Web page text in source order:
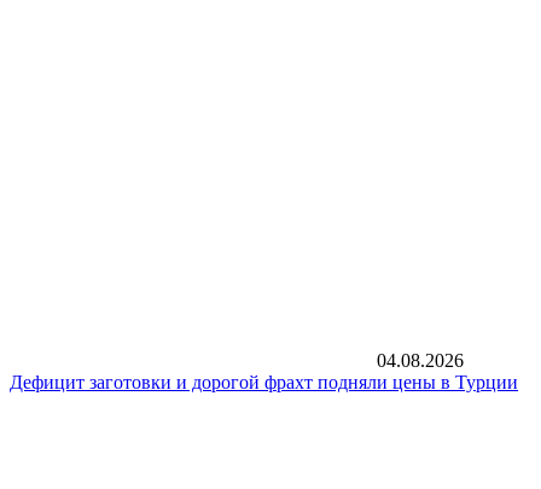
04.08.2026
Дефицит заготовки и дорогой фрахт подняли цены в Турции